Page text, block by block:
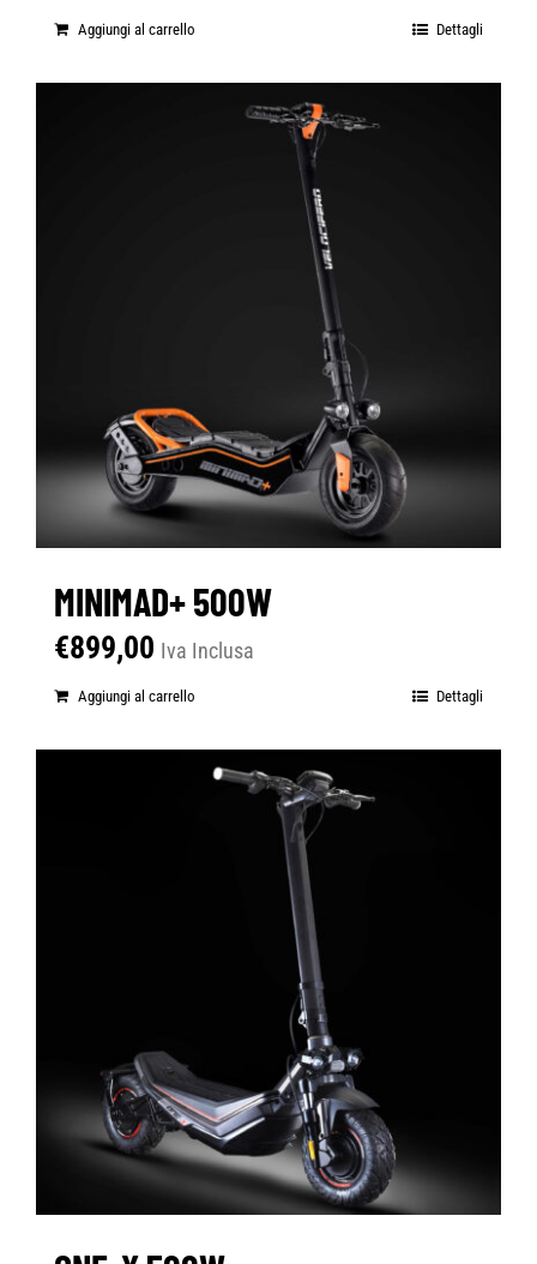
Aggiungi al carrello Dettagli
MINIMAD+ 500W
€899,00 Iva Inclusa
Aggiungi al carrello Dettagli